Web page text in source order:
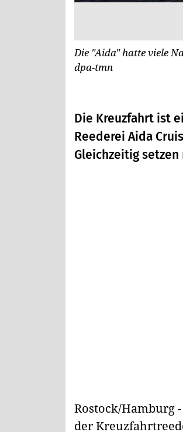
Die "Aida" hatte viele
dpa-tmn
Die Kreuzfahrt ist
Reederei Aida
Gleichzeitig
Rostock/Hamburg
der